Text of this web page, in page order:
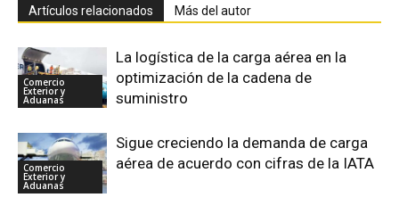
Artículos relacionados Más del autor
Comercio
Exterior y
Aduanas
La logística de la carga aérea en la
optimización de la cadena de
suministro
Comercio
Exterior y
Aduanas
Sigue creciendo la demanda de carga
aérea de acuerdo con cifras de la IATA